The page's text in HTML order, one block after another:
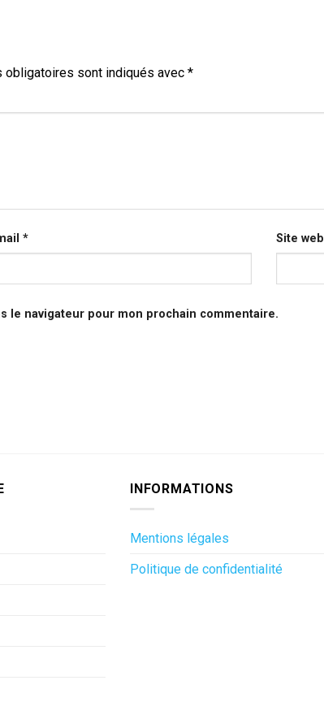
obligatoires sont indiqués avec *
* Site web
le navigateur pour mon prochain commentaire.
INFORMATIONS
Mentions légales
Politique de confidentialité